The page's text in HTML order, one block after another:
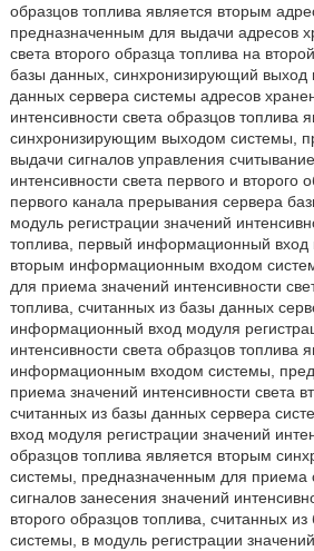
образцов топлива является вторым
предназначенным для выдачи адресов
света второго образца топлива на
базы данных, синхронизирующий выход
данных сервера системы адресов
интенсивности света образцов топлива
синхронизирующим выходом системы,
выдачи сигналов управления
интенсивности света первого и второго
первого канала прерывания сервера
модуль регистрации значений
топлива, первый информационный вход
вторым информационным входом
для приема значений интенсивности
топлива, считанных из базы данных
информационный вход модуля
интенсивности света образцов топлива
информационным входом системы,
приема значений интенсивности света
считанных из базы данных сервера
вход модуля регистрации значений
образцов топлива является вторым
системы, предназначенным для приема
сигналов занесения значений
второго образцов топлива, считанных
системы, в модуль регистрации